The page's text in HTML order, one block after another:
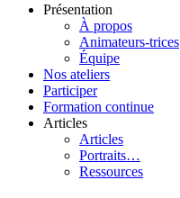
Présentation
À propos
Animateurs-trices
Équipe
Nos ateliers
Participer
Formation continue
Articles
Articles
Portraits…
Ressources